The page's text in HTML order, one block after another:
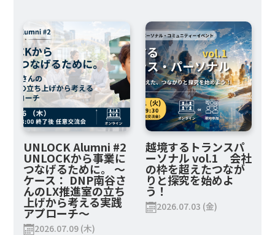
UNLOCK Alumni #2
UNLOCKから事業に
つなげるために。 ～
ケース： DNP南谷さ
んのLX推進室の立ち
上げから考える実践
アプローチ～
2026.07.09 (木)
越境するトランスパ
ーソナル vol.1 会社
の枠を超えたつなが
りと探究を始めよ
う！
2026.07.03 (金)